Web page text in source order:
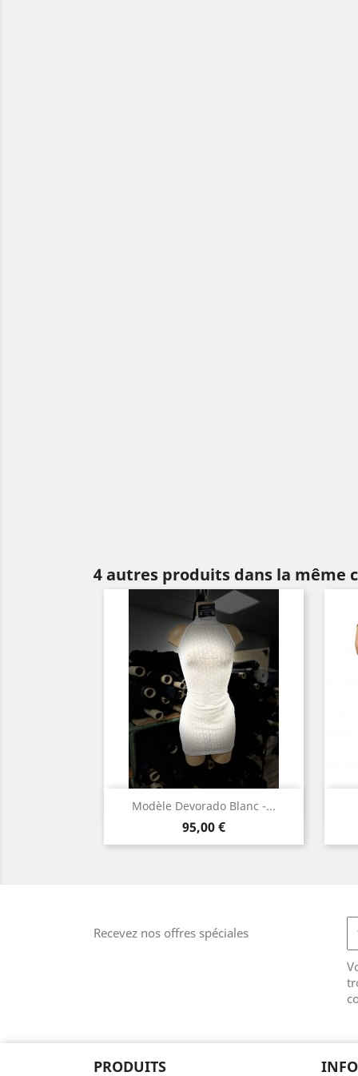
4 autres produits dans la même
Modèle Devorado Blanc -...
Prix
95,00 €
Aperçu rapide
Blanc
cassé
Recevez nos offres spéciales
PRODUITS